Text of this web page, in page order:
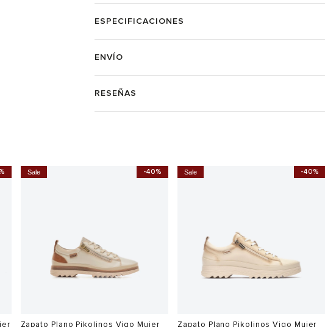
ESPECIFICACIONES
ENVÍO
RESEÑAS
-40%
Sale
Zapato Plano Pikolinos Vigo Mujer
-40%
Sale
Zapato Plano Pikolinos Vigo Mujer